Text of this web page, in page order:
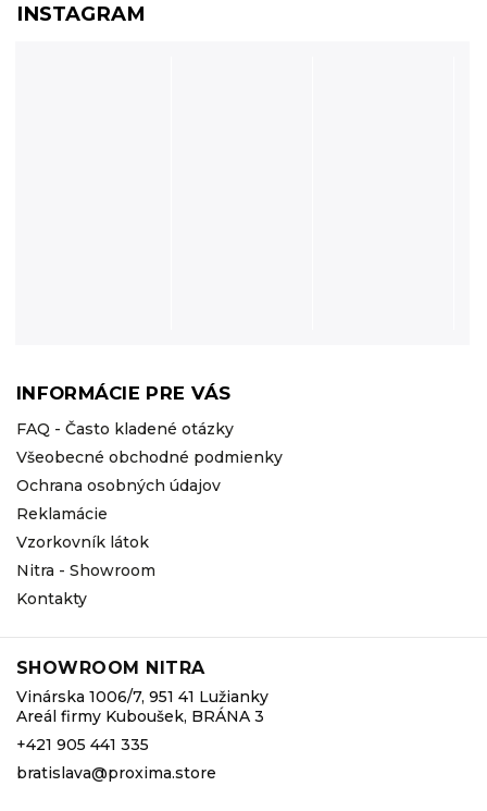
INFORMÁCIE PRE VÁS
FAQ - Často kladené otázky
Všeobecné obchodné podmienky
Ochrana osobných údajov
Reklamácie
Vzorkovník látok
Nitra - Showroom
Kontakty
SHOWROOM NITRA
Vinárska 1006/7, 951 41 Lužianky
Areál firmy Kuboušek, BRÁNA 3
+421 905 441 335
bratislava@proxima.store
INSTAGRAM